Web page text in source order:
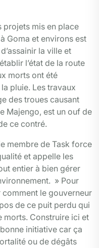
projets mis en place
Goma et environs est
la ville et
l’état de la route
morts ont été
pluie. Les travaux
des troues causant
Majengo, est un ouf de
ce contré.
membre de Task force
et appelle les
entier à bien gérer
» Pour
comment le gouverneur
de ce puit perdu qui
morts. Construire ici et
initiative car ça
ou de dégâts